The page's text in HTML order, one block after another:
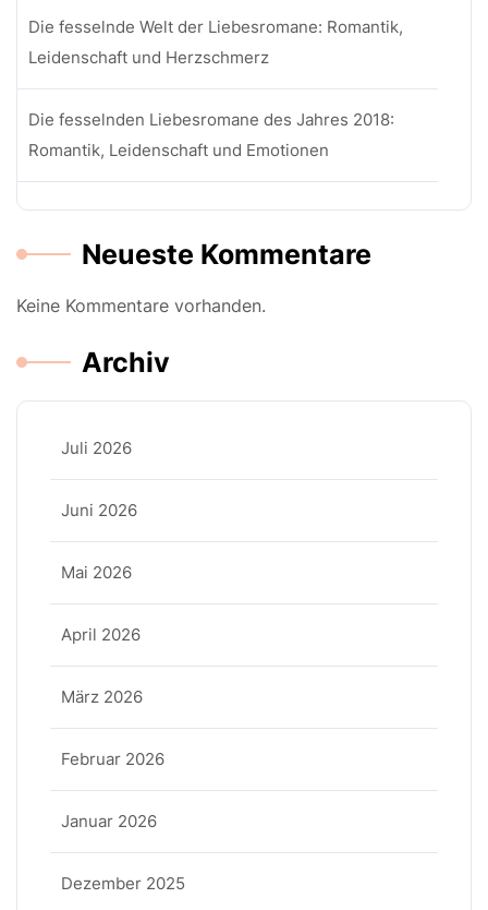
Die fesselnde Welt der Liebesromane: Romantik,
Leidenschaft und Herzschmerz
Die fesselnden Liebesromane des Jahres 2018:
Romantik, Leidenschaft und Emotionen
Neueste Kommentare
Keine Kommentare vorhanden.
Archiv
Juli 2026
Juni 2026
Mai 2026
April 2026
März 2026
Februar 2026
Januar 2026
Dezember 2025